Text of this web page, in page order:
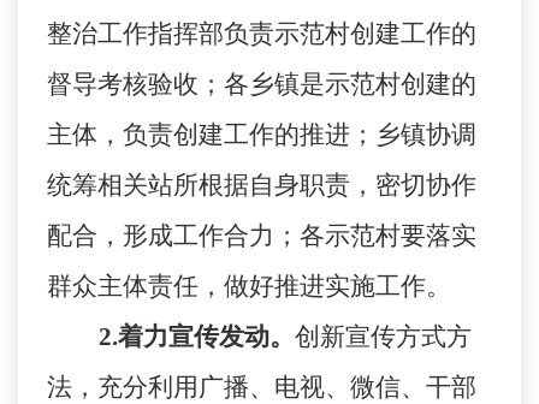
整治工作指挥部负责示范村创建工作的
督导考核验收；各乡镇是示范村创建的
主体，负责创建工作的推进；乡镇协调
统筹相关站所根据自身职责，密切协作
配合，形成工作合力；各示范村要落实
群众主体责任，做好推进实施工作。
2.着力宣传发动。 创新宣传方式方
法，充分利用广播、电视、微信、干部